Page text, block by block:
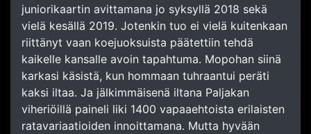
juniorikaartin avittamana jo syksyllä 2018 sekä
vielä kesällä 2019. Jotenkin tuo ei vielä kuitenkaan
riittänyt vaan koejuoksuista päätettiin tehdä
kaikelle kansalle avoin tapahtuma. Mopohan siinä
karkasi käsistä, kun hommaan tuhraantui peräti
kaksi iltaa. Ja jälkimmäisenä iltana Paljakan
viheriöillä paineli liki 1400 vapaaehtoista erilaisten
ratavariaatioiden innoittamana. Mutta hyvään